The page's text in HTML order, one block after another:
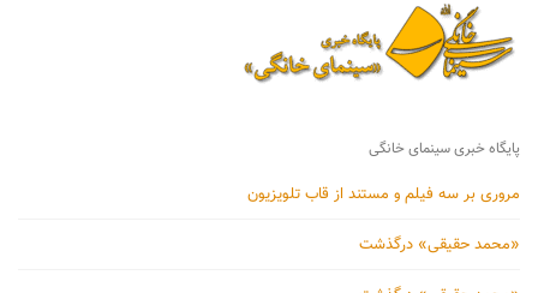
پایگاه خبری سینمای خانگی
مروری بر سه فیلم و مستند از قاب تلویزیون
«محمد حقیقی» درگذشت